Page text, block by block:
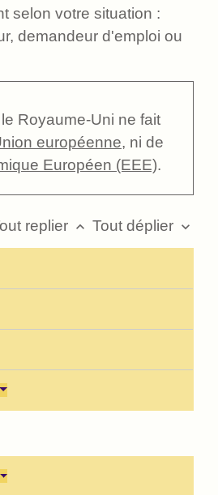
selon votre situation :
demandeur d'emploi ou
le Royaume-Uni ne fait
européenne, ni de
Européen (EEE).
replier keyboard_arrow_up Tout déplier keyboard_arrow_down